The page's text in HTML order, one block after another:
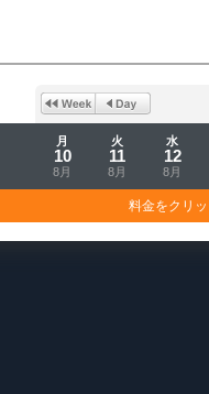
月
10
8月
火
11
8月
水
12
8月
料金をクリ